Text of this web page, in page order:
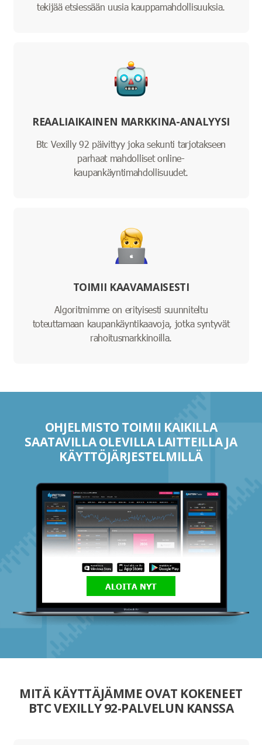
tekijää etsiessään uusia kauppamahdollisuuksia.
REAALIAIKAINEN MARKKINA-ANALYYSI
Btc Vexilly 92 päivittyy joka sekunti tarjotakseen
parhaat mahdolliset online-
kaupankäyntimahdollisuudet.
TOIMII KAAVAMAISESTI
Algoritmimme on erityisesti suunniteltu
toteuttamaan kaupankäyntikaavoja, jotka syntyvät
rahoitusmarkkinoilla.
OHJELMISTO TOIMII KAIKILLA
SAATAVILLA OLEVILLA LAITTEILLA JA
KÄYTTÖJÄRJESTELMILLÄ
ALOITA NYT
MITÄ KÄYTTÄJÄMME OVAT KOKENEET
BTC VEXILLY 92-PALVELUN KANSSA